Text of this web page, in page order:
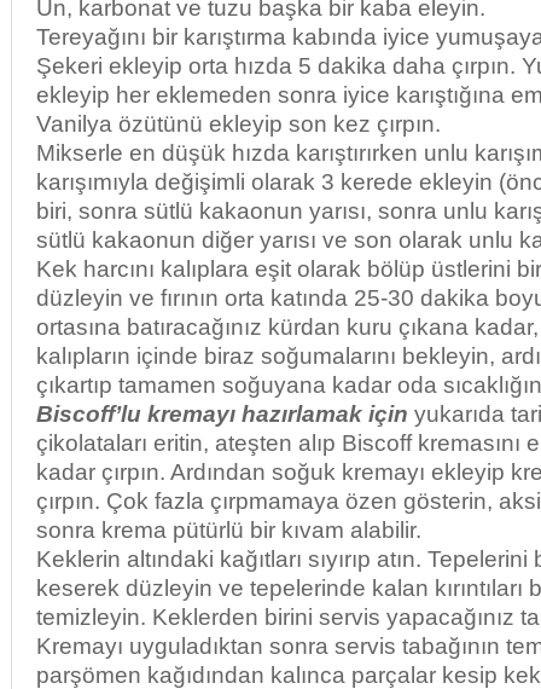
Un, karbonat ve tuzu başka bir kaba eleyin.
Tereyağını bir karıştırma kabında iyice
Şekeri ekleyip orta hızda 5 dakika daha çırpın.
ekleyip her eklemeden sonra iyice karıştığına
Vanilya özütünü ekleyip son kez çırpın.
Mikserle en düşük hızda karıştırırken unlu
karışımıyla değişimli olarak 3 kerede ekleyin
biri, sonra sütlü kakaonun yarısı, sonra unlu
sütlü kakaonun diğer yarısı ve son olarak unlu
Kek harcını kalıplara eşit olarak bölüp üstlerini
düzleyin ve fırının orta katında 25-30 dakika
ortasına batıracağınız kürdan kuru çıkana
kalıpların içinde biraz soğumalarını bekleyin,
çıkartıp tamamen soğuyana kadar oda
Biscoff’lu kremayı hazırlamak için yukarıda
çikolataları eritin, ateşten alıp Biscoff kremasını
kadar çırpın. Ardından soğuk kremayı ekleyip
çırpın. Çok fazla çırpmamaya özen gösterin,
sonra krema pütürlü bir kıvam alabilir.
Keklerin altındaki kağıtları sıyırıp atın.
keserek düzleyin ve tepelerinde kalan kırıntıları
temizleyin. Keklerden birini servis yapacağınız
Kremayı uyguladıktan sonra servis tabağının
parşömen kağıdından kalınca parçalar kesip